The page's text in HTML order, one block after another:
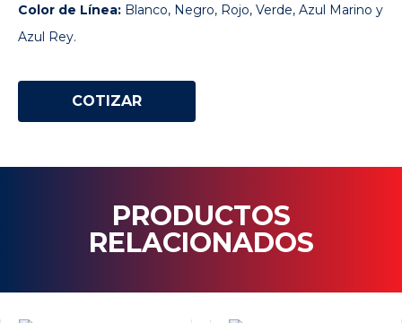
Color de Línea: Blanco, Negro, Rojo, Verde, Azul Marino y
Azul Rey.
COTIZAR
PRODUCTOS
RELACIONADOS